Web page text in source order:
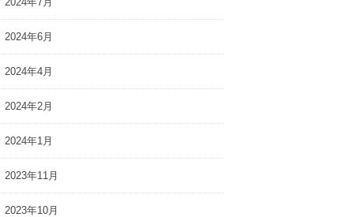
2024年6月
2024年4月
2024年2月
2024年1月
2023年11月
2023年10月